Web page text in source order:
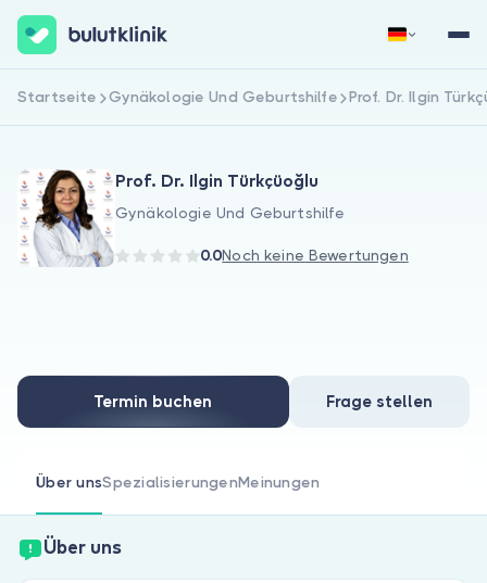
Sind Sie Arzt?
Jetzt registrieren Anmelden
Startseite Gynäkologie Und Geburtshilfe Prof. Dr. Ilgin
Prof. Dr. Ilgin Türkçüoğlu
Gynäkologie Und Geburtshilfe
0.0Noch keine Bewertungen
Termin buchen Frage stellen
Über unsSpezialisierungenMeinungen
Über uns